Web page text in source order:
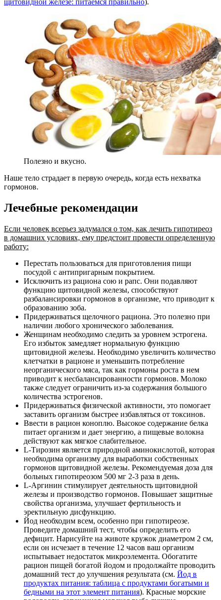
Полезно и вкусно.
Наше тело страдает в первую очередь, когда есть нехватка
гормонов.
Лечебные рекомендации
Если человек всерьез задумался о том, как лечить гипотиреоз
в домашних условиях, ему предстоит провести определенную
работу:
Перестать пользоваться для приготовления пищи
посудой с антипригарным покрытием.
Исключить из рациона сою и рапс. Они подавляют
функцию щитовидной железы, способствуют
разбалансировки гормонов в организме, что приводит к
образованию зоба.
Придерживаться щелочного рациона. Это полезно при
наличии любого хронического заболевания.
Женщинам необходимо следить за уровнем эстрогена.
Его избыток замедляет нормальную функцию
щитовидной железы. Необходимо увеличить количество
клетчатки в рационе и уменьшить потребление
неорганического мяса, так как гормоны роста в нем
приводит к несбалансированности гормонов. Молоко
также следует ограничить из-за содержания большого
количества эстрогенов.
Придерживаться физической активности, это помогает
заставить организм быстрее избавляться от токсинов.
Ввести в рацион коноплю. Высокое содержание белка
питает организм и дает энергию, а пищевые волокна
действуют как мягкое слабительное.
L-Тирозин является природной аминокислотой, которая
необходима организму для выработки собственных
гормонов щитовидной железы. Рекомендуемая доза для
больных гипотиреозом 500 мг 2-3 раза в день.
L-Аргинин стимулирует деятельность щитовидной
железы и производство гормонов. Повышает защитные
свойства организма, улучшает фертильность и
эректильную дисфункцию.
Йод необходим всем, особенно при гипотиреозе.
Проведите домашний тест, чтобы определить его
дефицит. Нарисуйте на животе кружок диаметром 2 см,
если он исчезает в течение 12 часов ваш организм
испытывает недостаток микроэлемента. Обогатите
рацион пищей богатой йодом и продолжайте проводить
домашний тест до улучшения результата (см. Йод в
продуктах питания: таблица с продуктами богатыми и
бедными на этот элемент питания). Красные морские